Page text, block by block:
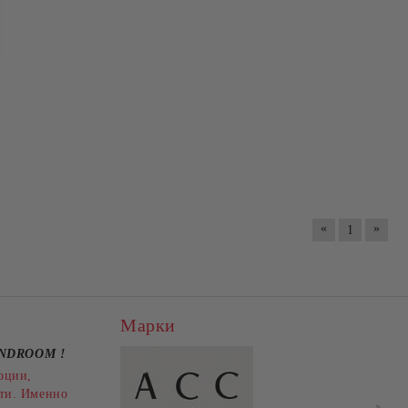
« 1 »
лв.
ТОК - ЕЛЕГАНТНОСТ И
СТИЛ!HISPANITAS
€171.28 334.99 лв.
!
Именно
Марки